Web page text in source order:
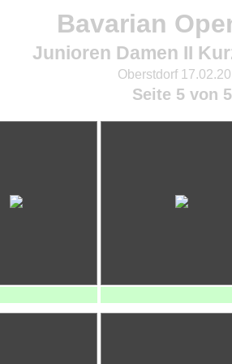
Bavarian
Junioren Damen II
Oberstdorf
Seite 5 von 5